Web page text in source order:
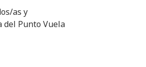
as y
del Punto Vuela